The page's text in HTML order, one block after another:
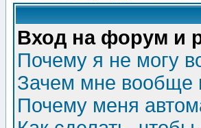
Вход на форум и
Почему я не могу
Зачем мне вообще
Почему меня